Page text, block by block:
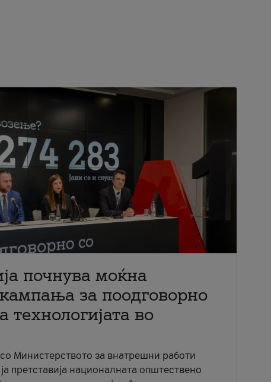
почнува моќна
за поодговорно
технологијата во
Министерството за внатрешни работи
претставија националната општествено